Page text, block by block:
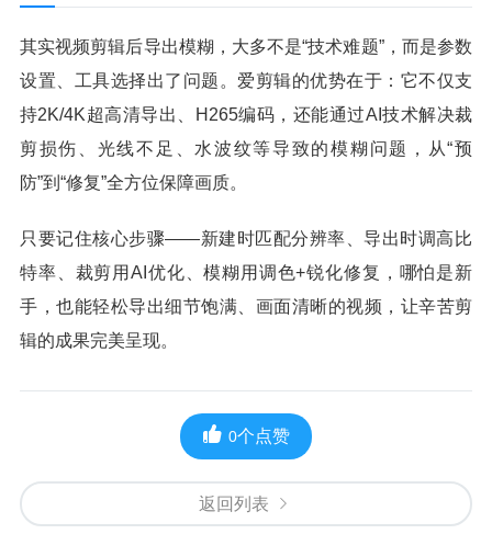
其实视频剪辑后导出模糊，大多不是“技术难题”，而是参数
设置、工具选择出了问题。爱剪辑的优势在于：它不仅支
持2K/4K超高清导出、H265编码，还能通过AI技术解决裁
剪损伤、光线不足、水波纹等导致的模糊问题，从“预
防”到“修复”全方位保障画质。
只要记住核心步骤——新建时匹配分辨率、导出时调高比
特率、裁剪用AI优化、模糊用调色+锐化修复，哪怕是新
手，也能轻松导出细节饱满、画面清晰的视频，让辛苦剪
辑的成果完美呈现。
0个点赞
返回列表